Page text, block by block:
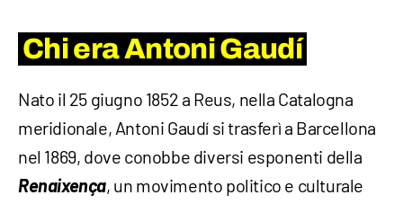
Chi era Antoni Gaudí
Nato il 25 giugno 1852 a Reus, nella Catalogna
meridionale, Antoni Gaudí si trasferì a Barcellona
nel 1869, dove conobbe diversi esponenti della
Renaixença, un movimento politico e culturale